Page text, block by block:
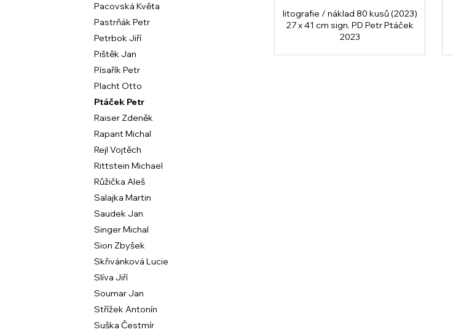
Pacovská Květa
Pastrňák Petr
Petrbok Jiří
Pištěk Jan
Písařík Petr
Placht Otto
Ptáček Petr
Raiser Zdeněk
Rapant Michal
Rejl Vojtěch
Rittstein Michael
Růžička Aleš
Salajka Martin
Saudek Jan
Singer Michal
Sion Zbyšek
Skřivánková Lucie
Slíva Jiří
Soumar Jan
Střížek Antonín
Suška Čestmír
litografie / náklad 80 kusů (2023)
27 x 41 cm sign. PD Petr Ptáček
2023